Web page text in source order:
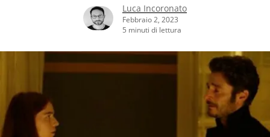
Luca Incoronato
Febbraio 2, 2023
5 minuti di lettura